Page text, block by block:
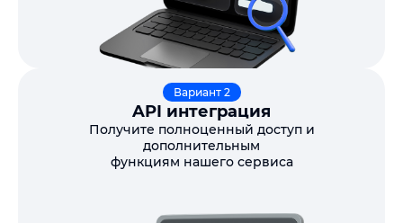
Вариант 2
API интеграция
Получите полноценный доступ и
дополнительным
функциям нашего сервиса